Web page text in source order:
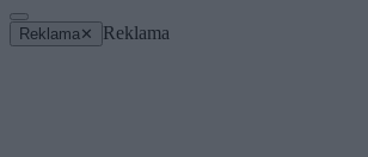
Reklama ✕ Reklama